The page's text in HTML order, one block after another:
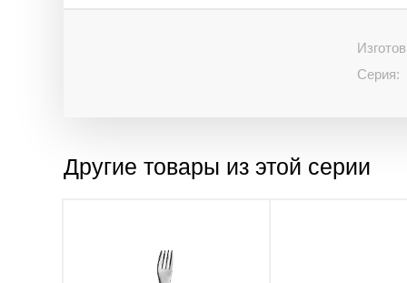
Серия:
Другие товары из этой серии